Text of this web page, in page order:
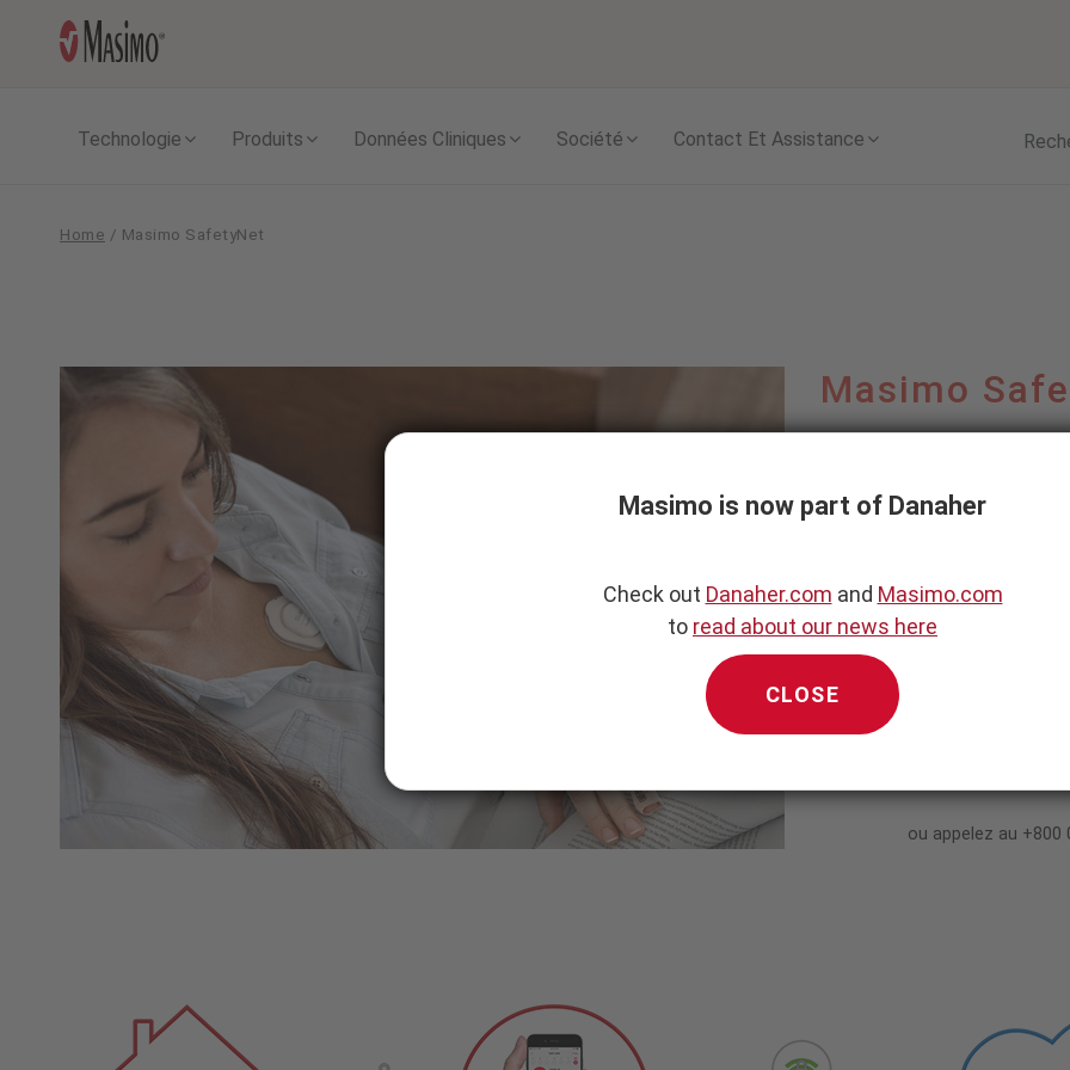
Technologie Produits Données Cliniques Société Contact Et Assistance
Home / Masimo SafetyNet
Masimo
SafetyNet
Masimo
La pandémie de COVID-
entier pour des solutions
La solution Masimo
la saturation en
couplée avec une
VISITEZ
ou appelez au +800
Masimo is now part of Danaher
Check out Danaher.com and Masimo.com
to read about our news here
CLOSE